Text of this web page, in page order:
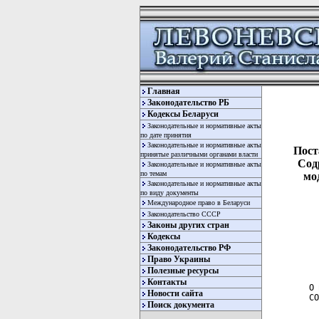
Главная
Законодательство РБ
Кодексы Беларуси
Законодательные и нормативные акты
по дате принятия
Законодательные и нормативные акты
принятые различными органами власти
Законодательные и нормативные акты
по темам
Законодательные и нормативные акты
по виду документы
Международное право в Беларуси
Законодательство СССР
Законы других стран
Кодексы
Законодательство РФ
Право Украины
Полезные ресурсы
Контакты
Новости сайта
Поиск документа
ПОСТАНОВЛЕНИЕ МЕЖПАРЛАМЕНТСКОЙ АССАМБЛЕИ ГОСУДАРСТВ - УЧАСТНИКОВ
                СОДРУЖЕСТВА НЕЗАВИСИМЫХ ГОСУДАРСТВ
                     6 декабря 1997 г. № 10-10
                         г.Санкт-Петербург

О МОДЕЛЬНОМ ЗАКОНЕ "О ТВОРЧЕСКИХ РАБОТНИКАХ И